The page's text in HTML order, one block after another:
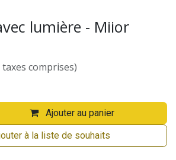
lumière - Miior
comprises)
Ajouter au panier
à la liste de souhaits